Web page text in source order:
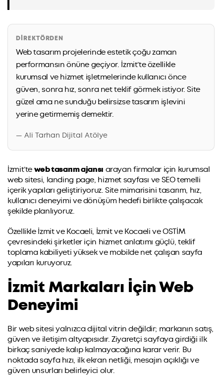
DIREKTÖRDEN
Web tasarım projelerinde estetik çoğu zaman
performansın önüne geçiyor. İzmit’te özellikle
kurumsal ve hizmet işletmelerinde kullanıcı önce
güven, sonra hız, sonra net teklif görmek istiyor. Site
güzel ama ne sunduğu belirsizse tasarım işlevini
yerine getirmemiş demektir.
— Ali Tarhan Dijital Atölye
İzmit’te web tasarım ajansı arayan firmalar için kurumsal
web sitesi, landing page, hizmet sayfası ve SEO temelli
içerik yapıları geliştiriyoruz. Site mimarisini tasarım, hız,
kullanıcı deneyimi ve dönüşüm hedefi birlikte çalışacak
şekilde planlıyoruz.
Özellikle İzmit ve Kocaeli, İzmit ve Kocaeli ve OSTİM
çevresindeki şirketler için hizmet anlatımı güçlü, teklif
toplama kabiliyeti yüksek ve mobilde net çalışan sayfa
yapıları kuruyoruz.
İzmit Markaları İçin Web
Deneyimi
Bir web sitesi yalnızca dijital vitrin değildir; markanın satış,
güven ve iletişim altyapısıdır. Ziyaretçi sayfaya girdiği ilk
birkaç saniyede kalıp kalmayacağına karar verir. Bu
noktada sayfa hızı, ilk ekran netliği, mesajın açıklığı ve
güven unsurları belirleyici olur.